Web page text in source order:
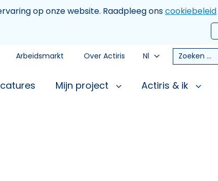
op onze website. Raadpleeg onscookiebeleid
Arbeidsmarkt Over Actiris Nl Zoeken
Mijn project Actiris & ik